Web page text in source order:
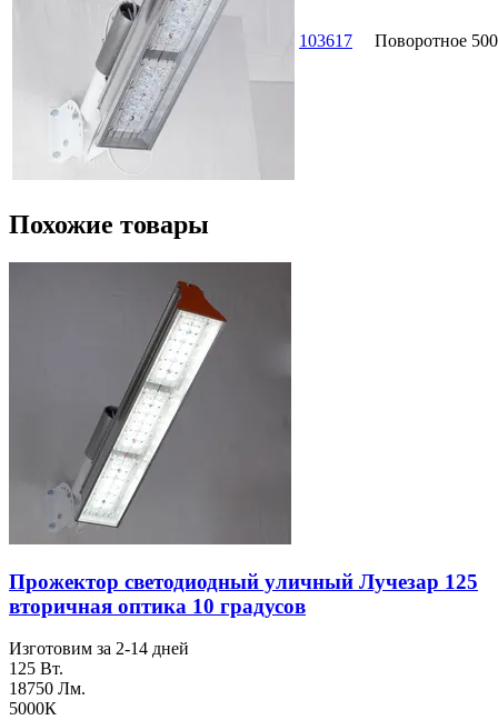
103617 Поворотное
Похожие товары
Прожектор светодиодный уличный Лучезар 125
вторичная оптика 10 градусов
Изготовим за 2-14 дней
125 Вт.
18750 Лм.
5000К